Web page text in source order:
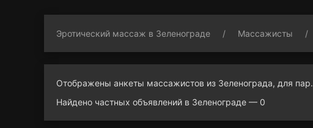
Эротический массаж в Зеленограде Массажисты
Отображены анкеты массажистов из Зеленограда, для пар.
Найдено частных объявлений в Зеленограде — 0